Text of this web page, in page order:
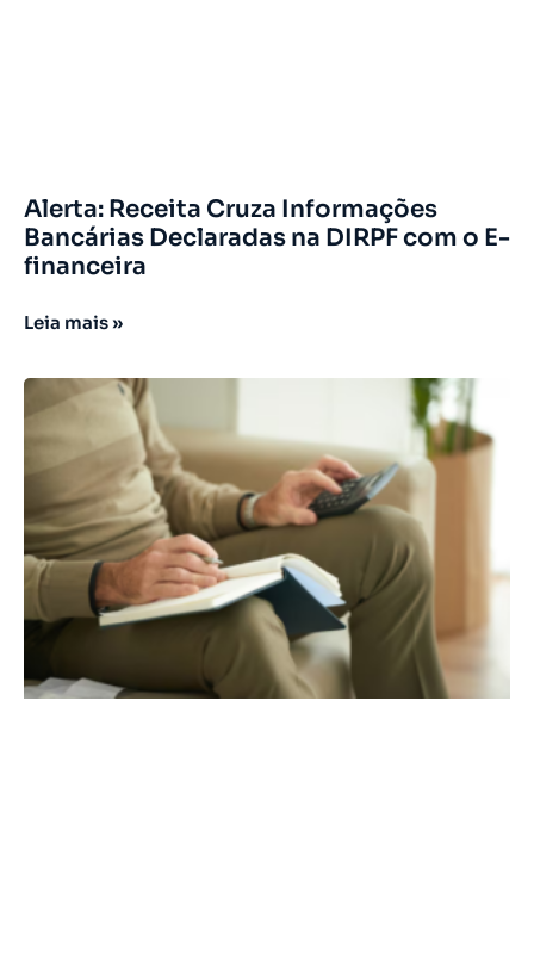
Alerta: Receita Cruza Informações
Bancárias Declaradas na DIRPF com o E-
financeira
Leia mais »